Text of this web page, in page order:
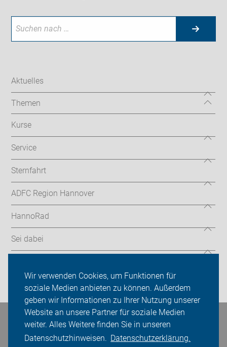
Wir verwenden Cookies, um Funktionen für
soziale Medien anbieten zu können. Außerdem
geben wir Informationen zu Ihrer Nutzung unserer
Website an unsere Partner für soziale Medien
weiter. Alles Weitere finden Sie in unseren
Datenschutzhinweisen. Datenschutzerklärung.
Aktuelles
Themen
Kurse
Service
Sternfahrt
ADFC Region Hannover
HannoRad
Sei dabei
Bleiben Sie in Kontakt